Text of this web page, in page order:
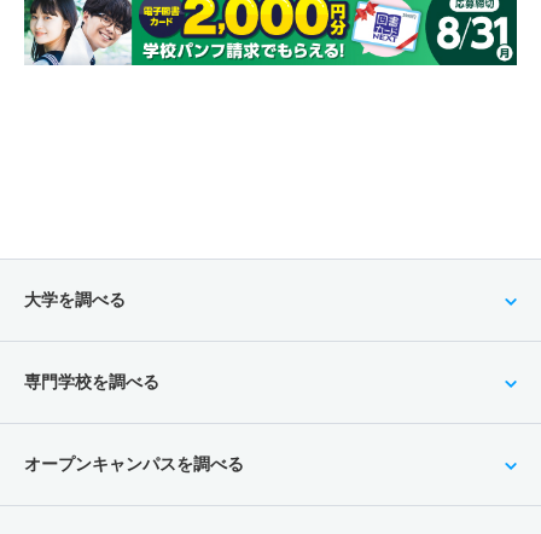
大学を調べる
専門学校を調べる
オープンキャンパスを調べる